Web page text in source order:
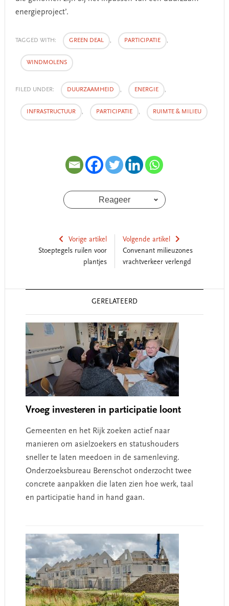
energieproject’.
TAGGED WITH: GREEN DEAL , PARTICIPATIE ,
WINDMOLENS
FILED UNDER: DUURZAAMHEID , ENERGIE ,
INFRASTRUCTUUR , PARTICIPATIE , RUIMTE & MILIEU
Reageer
Vorige artikel
Stoeptegels ruilen voor
plantjes
Volgende artikel
Convenant milieuzones
vrachtverkeer verlengd
GERELATEERD
Vroeg investeren in participatie loont
Gemeenten en het Rijk zoeken actief naar
manieren om asielzoekers en statushouders
sneller te laten meedoen in de samenleving.
Onderzoeksbureau Berenschot onderzocht twee
concrete aanpakken die laten zien hoe werk, taal
en participatie hand in hand gaan.